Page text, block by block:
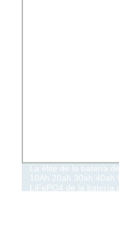
La élite de la batería
10Ah 20ah 30ah 40ah
LiFePO4 de la batería